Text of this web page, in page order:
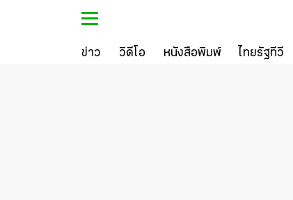
ข่าว วิดีโอ หนังสือพิมพ์ ไทยรัฐทีวี